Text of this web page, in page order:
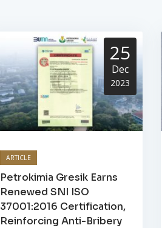
25
Dec
2023
ARTICLE
Petrokimia Gresik Earns
Renewed SNI ISO
37001:2016 Certification,
Reinforcing Anti-Bribery